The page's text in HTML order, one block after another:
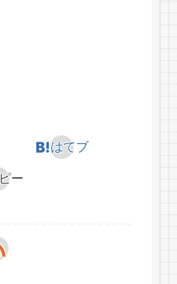
はてブ
ー